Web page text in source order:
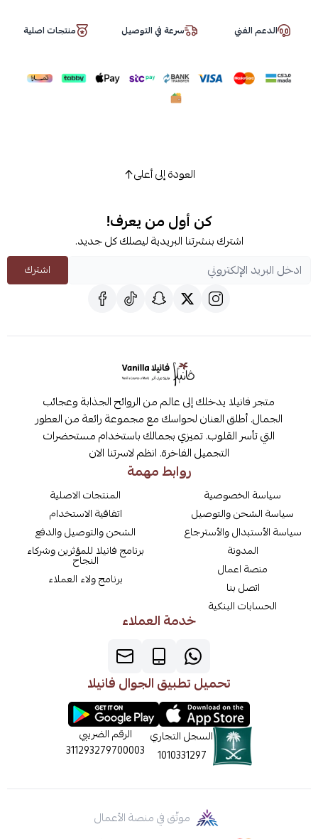
الدعم الفني سرعة في التوصيل منتجات اصلية
العودة إلى أعلى
كن أول من يعرف!
اشترك بنشرتنا البريدية ليصلك كل جديد.
اشترك
متجر فانيلا يدخلك إلى عالم من الروائح الجذابة وعجائب
الجمال. أطلق العنان لحواسك مع مجموعة رائعة من العطور
التي تأسر القلوب. تميزي بجمالك باستخدام مستحضرات
التجميل الفاخرة. انظم لاسرتنا الان
روابط مهمة
سياسة الخصوصية
سياسة الشحن والتوصيل
سياسة الأستبدال والأسترجاع
المدونة
منصة اعمال
اتصل بنا
الحسابات البنكية
المنتجات الاصلية
اتفاقية الاستخدام
الشحن والتوصيل والدفع
برنامج فانيلا للمؤثرين وشركاء
النجاح
برنامج ولاء العملاء
خدمة العملاء
تحميل تطبيق الجوال فانيلا
السجل التجاري
1010331297
الرقم الضريبي
311293279700003
موثّق في منصة الأعمال